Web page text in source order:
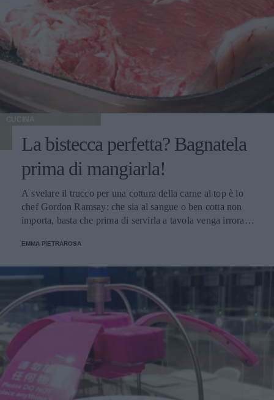
CUCINA
La bistecca perfetta? Bagnatela
prima di mangiarla!
A svelare il trucco per una cottura della carne al top è lo
chef Gordon Ramsay: che sia al sangue o ben cotta non
importa, basta che prima di servirla a tavola venga irrorata
EMMA PIETRAROSA